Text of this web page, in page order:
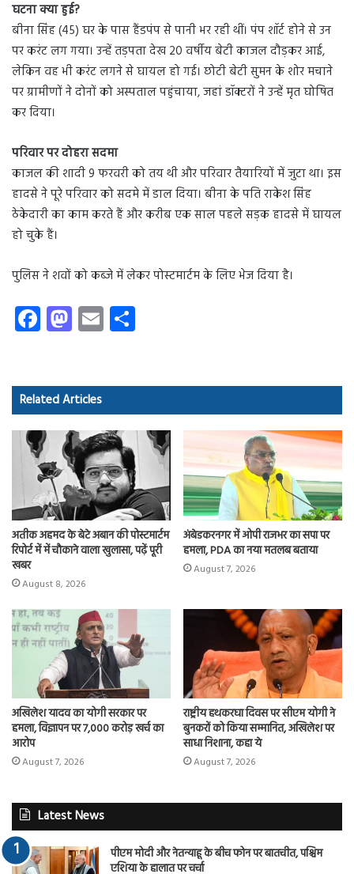
घटना क्या हुई?
बीना सिंह (45) घर के पास हैंडपंप से पानी भर रही थीं। पंप शॉर्ट होने से उन
पर करंट लग गया। उन्हें तड़पता देख 20 वर्षीय बेटी काजल दौड़कर आई,
लेकिन वह भी करंट लगने से घायल हो गई। छोटी बेटी सुमन के शोर मचाने
पर ग्रामीणों ने दोनों को अस्पताल पहुंचाया, जहां डॉक्टरों ने उन्हें मृत घोषित
कर दिया।
परिवार पर दोहरा सदमा
काजल की शादी 9 फरवरी को तय थी और परिवार तैयारियों में जुटा था। इस
हादसे ने पूरे परिवार को सदमे में डाल दिया। बीना के पति राकेश सिंह
ठेकेदारी का काम करते हैं और करीब एक साल पहले सड़क हादसे में घायल
हो चुके हैं।
पुलिस ने शवों को कब्जे में लेकर पोस्टमार्टम के लिए भेज दिया है।
Fa
ce
o
ok
M
as
d
o
n
E
m
Related Articles
अतीक अहमद के बेटे अबान की पोस्टमार्टम
रिपोर्ट में में चौकाने वाला खुलासा, पढ़ें पूरी
खबर
August 8, 2026
अंबेडकरनगर में ओपी राजभर का सपा पर
हमला, PDA का नया मतलब बताया
August 7, 2026
अखिलेश यादव का योगी सरकार पर
हमला, विज्ञापन पर 7,000 करोड़ खर्च का
आरोप
August 7, 2026
राष्ट्रीय हथकरघा दिवस पर सीएम योगी ने
बुनकरों को किया सम्मानित, अखिलेश पर
साधा निशाना, कहा ये
August 7, 2026
Latest News
पीएम मोदी और नेतन्याहू के बीच फोन पर बातचीत, पश्चिम
एशिया के हालात पर चर्चा